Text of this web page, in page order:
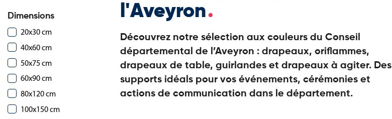
Dimensions
20x30 cm
40x60 cm
50x75 cm
60x90 cm
80x120 cm
100x150 cm
l'Aveyron
Découvrez notre sélection aux couleurs du Conseil
départemental de l’Aveyron : drapeaux, oriflammes,
drapeaux de table, guirlandes et drapeaux à agiter. Des
supports idéals pour vos événements, cérémonies et
actions de communication dans le département.